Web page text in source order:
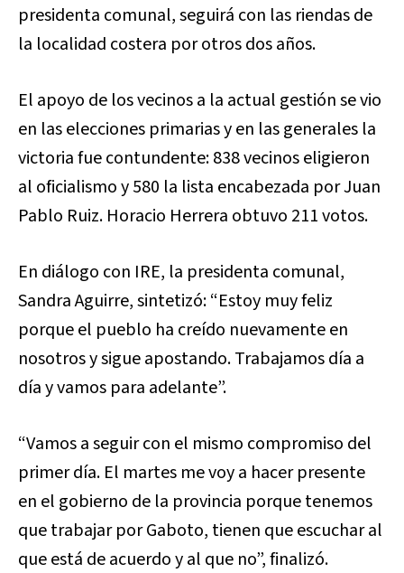
presidenta comunal, seguirá con las riendas de
la localidad costera por otros dos años.
El apoyo de los vecinos a la actual gestión se vio
en las elecciones primarias y en las generales la
victoria fue contundente: 838 vecinos eligieron
al oficialismo y 580 la lista encabezada por Juan
Pablo Ruiz. Horacio Herrera obtuvo 211 votos.
En diálogo con IRE, la presidenta comunal,
Sandra Aguirre, sintetizó: “Estoy muy feliz
porque el pueblo ha creído nuevamente en
nosotros y sigue apostando. Trabajamos día a
día y vamos para adelante”.
“Vamos a seguir con el mismo compromiso del
primer día. El martes me voy a hacer presente
en el gobierno de la provincia porque tenemos
que trabajar por Gaboto, tienen que escuchar al
que está de acuerdo y al que no”, finalizó.